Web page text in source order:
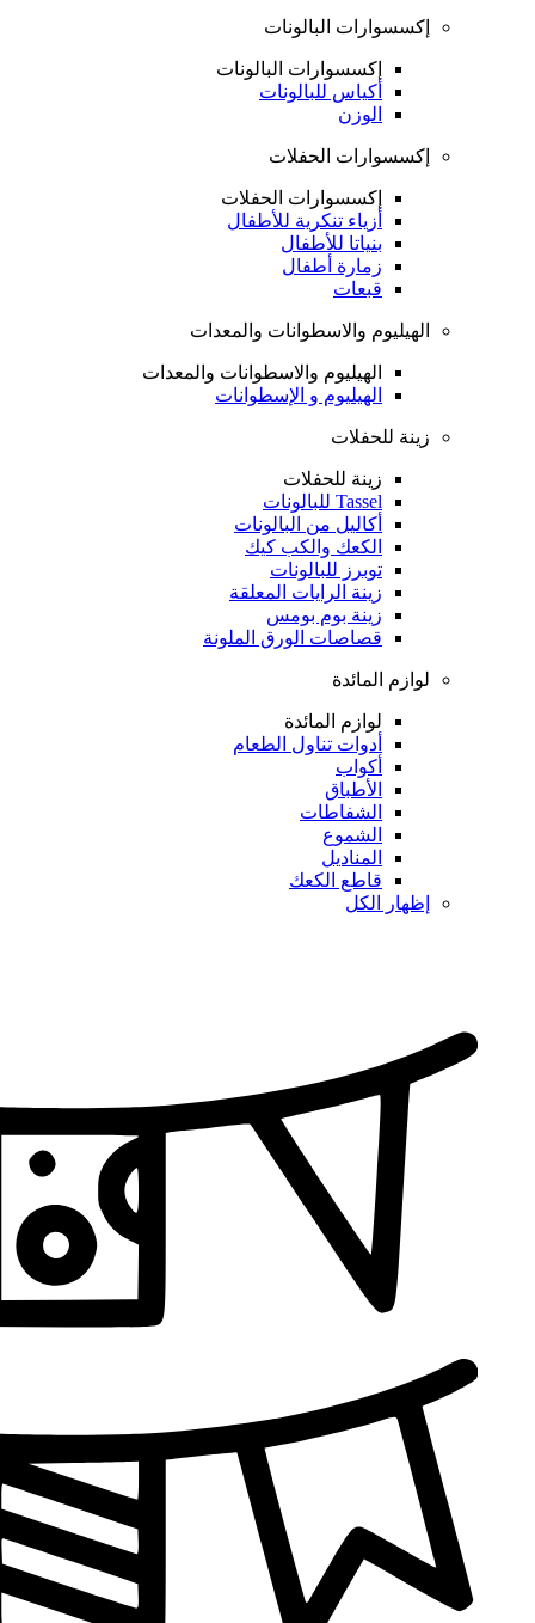
إكسسوارات البالونات
إكسسوارات البالونات
أكياس للبالونات
الوزن
إكسسوارات الحفلات
إكسسوارات الحفلات
أزياء تنكرية للأطفال
بنياتا للأطفال
زمارة أطفال
قبعات
الهيليوم والاسطوانات والمعدات
الهيليوم والاسطوانات والمعدات
الهيليوم و الإسطوانات
زينة للحفلات
زينة للحفلات
Tassel للبالونات
أكاليل من البالونات
الكعك والكب كيك
توبرز للبالونات
زينة الرايات المعلقة
زينة بوم بومس
قصاصات الورق الملونة
لوازم المائدة
لوازم المائدة
أدوات تناول الطعام
أكواب
الأطباق
الشفاطات
الشموع
المناديل
قاطع الكعك
إظهار الكل